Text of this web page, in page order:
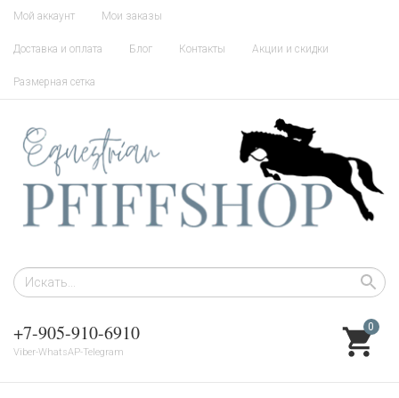
Мой аккаунт Мои заказы
Доставка и оплата Блог Контакты Акции и скидки
Размерная сетка
+7-905-910-6910
Viber-WhatsAP-Telegram
0